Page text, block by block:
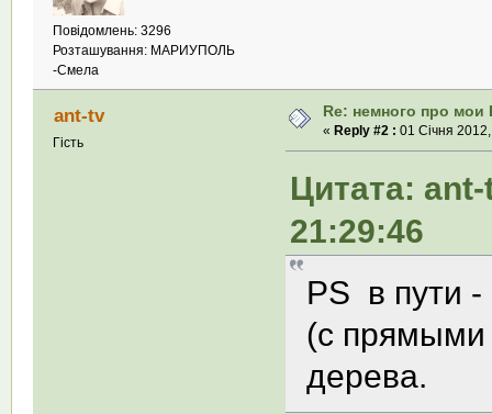
Повідомлень: 3296
Розташування: МАРИУПОЛЬ
-Смела
ant-tv
Гість
Re: немного про мои
« Reply #2 : 01 Січня
Цитата:
21:29:46
PS в пути -
(с прямыми
дерева.